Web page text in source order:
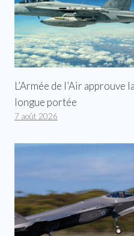
L’Armée de l’Air
longue portée
7 août 2026